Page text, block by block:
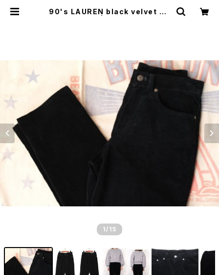
90's LAUREN black velvet Pa
1 /15